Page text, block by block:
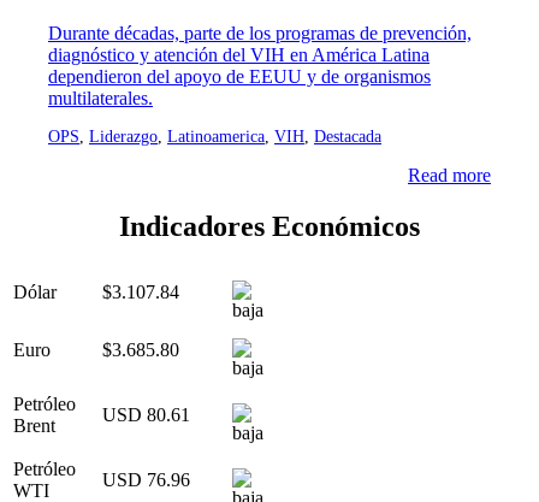
Durante décadas, parte de los programas de prevención,
diagnóstico y atención del VIH en América Latina
dependieron del apoyo de EEUU y de organismos
multilaterales.
OPS, Liderazgo, Latinoamerica, VIH, Destacada
Read more
Indicadores Económicos
Dólar $3.107.84
Euro $3.685.80
Petróleo
Brent
USD 80.61
Petróleo
WTI
USD 76.96